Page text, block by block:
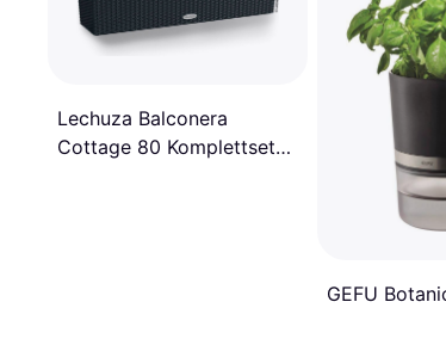
Lechuza Balconera
Cottage 80 Komplettset
GEFU